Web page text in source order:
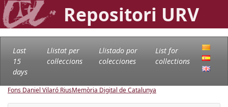
Repositori URV
Last
15
days
Llistat per
col·leccions
Llistado por
colecciones
List for
collections
Fons Daniel Vilaró RiusMemòria Digital de Catalunya